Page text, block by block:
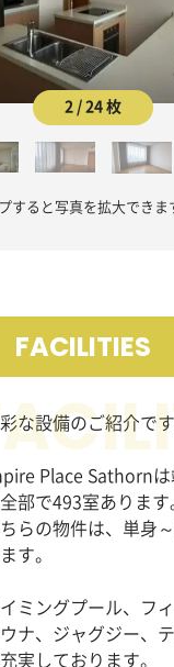
2 / 24 枚
すると写真を拡大できま
FACILITIES
な設備のご紹介です
Place Sathornは
部で493室あります
らの物件は、単身
す。
ミングプール、フ
ナ、ジャグジー、テ
実しております。